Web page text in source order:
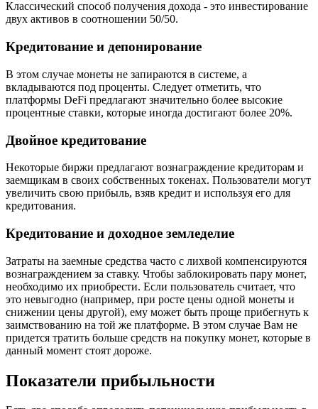
Классический способ получения дохода - это инвестирование
двух активов в соотношении 50/50.
Кредитование и депонирование
В этом случае монеты не запираются в системе, а
вкладываются под проценты. Следует отметить, что
платформы DeFi предлагают значительно более высокие
процентные ставки, которые иногда достигают более 20%.
Двойное кредитование
Некоторые биржи предлагают вознаграждение кредиторам и
заемщикам в своих собственных токенах. Пользователи могут
увеличить свою прибыль, взяв кредит и используя его для
кредитования.
Кредитование и доходное земледелие
Затраты на заемные средства часто с лихвой компенсируются
вознаграждением за ставку. Чтобы заблокировать пару монет,
необходимо их приобрести. Если пользователь считает, что
это невыгодно (например, при росте цены одной монеты и
снижении цены другой), ему может быть проще прибегнуть к
заимствованию на той же платформе. В этом случае Вам не
придется тратить больше средств на покупку монет, которые в
данный момент стоят дороже.
Показатели прибыльности